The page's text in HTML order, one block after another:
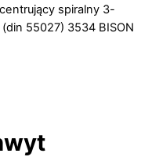
spiralny 3-
55027) 3534 BISON